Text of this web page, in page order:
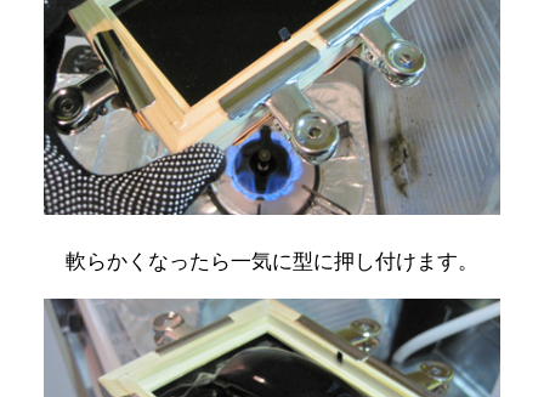
軟らかくなったら一気に型に押し付けます。